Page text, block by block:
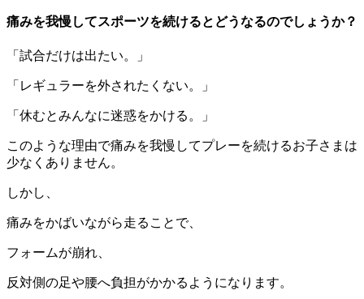
痛みを我慢してスポーツを続けるとどうなるのでしょうか？
「試合だけは出たい。」
「レギュラーを外されたくない。」
「休むとみんなに迷惑をかける。」
このような理由で痛みを我慢してプレーを続けるお子さまは
少なくありません。
しかし、
痛みをかばいながら走ることで、
フォームが崩れ、
反対側の足や腰へ負担がかかるようになります。